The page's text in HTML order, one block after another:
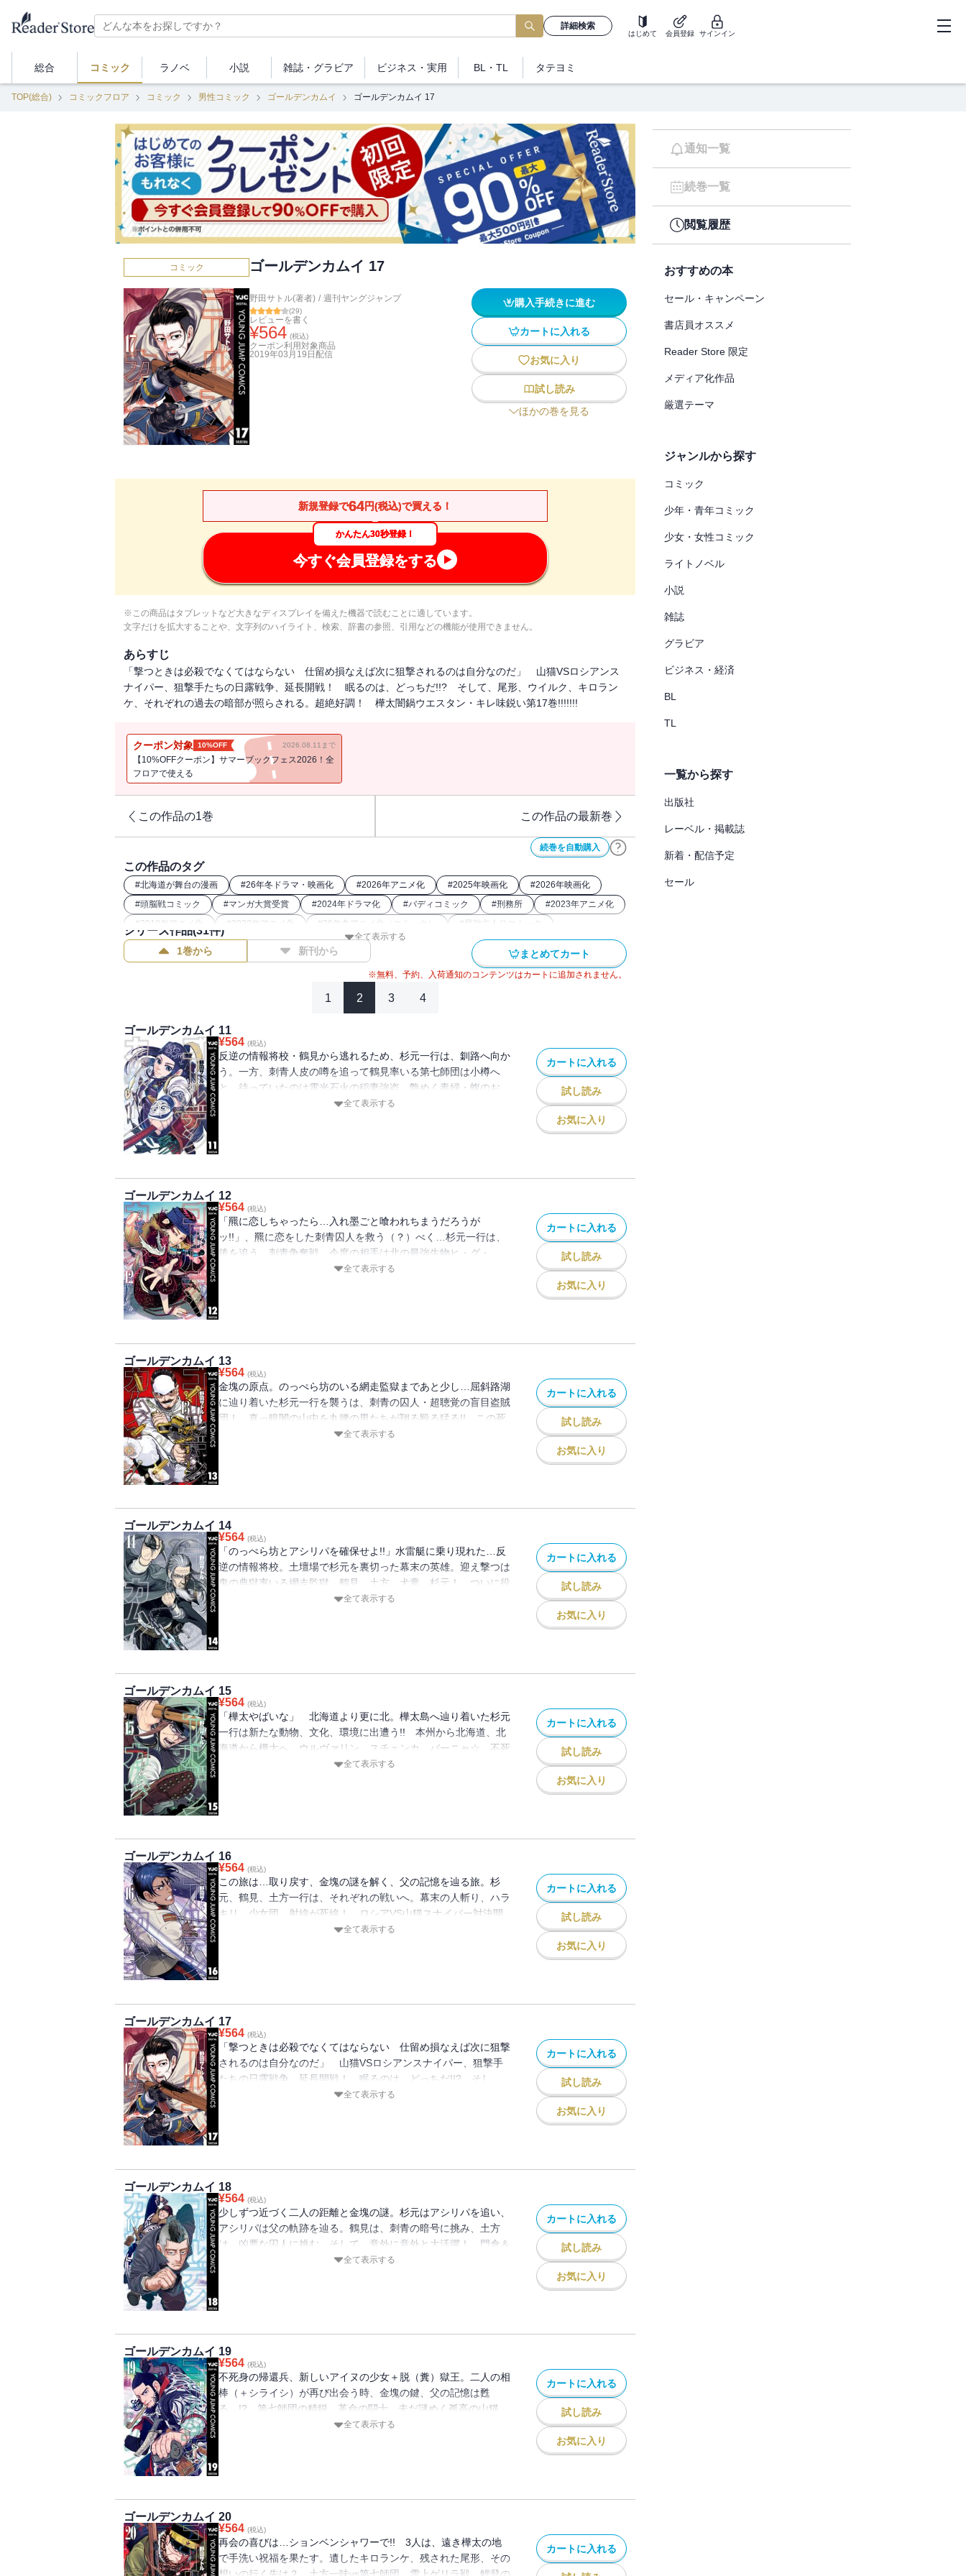
詳細検索
はじめて 会員登録 サインイン
総合 コミック ラノベ 小説 雑誌・ グラビア ビジネス ・実用 BL・TL タテヨミ
TOP(総合) コミックフロア コミック 男性コミック ゴールデンカムイ ゴールデンカムイ 17
コミック ゴールデンカムイ 17
野田サトル(著者) / 週刊ヤングジャンプ
(29)
レビューを書く
¥564 (税込)
クーポン利用対象商品
2019年03月19日 配信
購入手続きに進む
カートに入れる
お気に入り
試し読み
ほかの巻を見る
新規登録で64円(税込)で買える！
かんたん30秒登録！
今すぐ会員登録をする
※この商品はタブレットなど大きなディスプレイを備えた機器で読むことに適しています。
文字だけを拡大することや、文字列のハイライト、検索、辞書の参照、引用などの機能が使用できません。
あらすじ
「撃つときは必殺でなくてはならない 仕留め損なえば次に狙撃されるのは自分なのだ」 山猫VSロシアンス
ナイパー、狙撃手たちの日露戦争、延長開戦！ 眠るのは、どっちだ!!? そして、尾形、ウイルク、キロラン
ケ、それぞれの過去の暗部が照らされる。超絶好調！ 樺太闇鍋ウエスタン・キレ味鋭い第17巻!!!!!!!
クーポン対象 10%OFF 2026.08.11まで
【10%OFFクーポン】サマーブックフェス2026！全
フロアで使える
この作品の1巻 この作品の最新巻
続巻を自動購入
この作品のタグ
#北海道が舞台の漫画 #26年冬ドラマ・映画化 #2026年アニメ化 #2025年映画化 #2026年映画化
#頭脳戦コミック #マンガ大賞受賞 #2024年ドラマ化 #バディコミック #刑務所 #2023年アニメ化
#2018年アニメ化 #2022年アニメ化 #26年冬アニメ化（コミック） # 最強主人公コミック
#2020年アニメ化 #2024年映画化
全て表示する
シリーズ作品(31件)
1巻から 新刊から まとめてカート
※無料、予約、入荷通知のコンテンツはカートに追加されません。
1 2 3 4
ゴールデンカムイ 11
¥564 (税込)
反逆の情報将校・鶴見から逃れるため、杉元一行は、釧路へ向か
う。一方、刺青人皮の噂を追って鶴見率いる第七師団は小樽へ
と。待っていたのは電光石火の稲妻強盗、艶めく毒婦・蝮のお
銀。北の最強軍団vs最凶夫婦、稲妻強盗編収録！ 毒も蝮も稲妻
全て表示する
カートに入れる
試し読み
お気に入り
ゴールデンカムイ 12
¥564 (税込)
「羆に恋しちゃったら…入れ墨ごと喰われちまうだろうが
ッ!!」、羆に恋をした刺青囚人を救う（？）べく…杉元一行は、
後を追う。刺青争奪戦。今度の相手は北の最強生物ヒ・グ・
マ!!? 軍人囚人奇人変人殺人図鑑！ なんでもござれの偉人
全て表示する
カートに入れる
試し読み
お気に入り
ゴールデンカムイ 13
¥564 (税込)
金塊の原点。のっぺら坊のいる網走監獄まであと少し…屈斜路湖
に辿り着いた杉元一行を襲うは、刺青の囚人・超聴覚の盲目盗賊
団！ 真っ暗闇の山中を丸腰の男たちが翔る殴る猛る!! この死
闘の行き着く先は？ そして、鶴見率いる第七師団進撃、土方歳
全て表示する
カートに入れる
試し読み
お気に入り
ゴールデンカムイ 14
¥564 (税込)
「のっぺら坊とアシリパを確保せよ!!」水雷艇に乗り現れた…反
逆の情報将校。土壇場で杉元を裏切った幕末の英雄。迎え撃つは
鬼の典獄率いる網走監獄。鶴見、土方、犬童、杉元！ ついに役
者が揃い踏み!! 今宵、戦争が始まるッ!!! 瞬き禁止！ 刮目必
全て表示する
カートに入れる
試し読み
お気に入り
ゴールデンカムイ 15
¥564 (税込)
「樺太やばいな」 北海道より更に北。樺太島へ辿り着いた杉元
一行は新たな動物、文化、環境に出遭う!! 本州から北海道、北
海道から樺太へ。ウルヴァリン、スチェンカ、バーニャ☆ 不死
身の杉元の生存戦略が始まるッ!? 別れなければ再会えない。二
全て表示する
カートに入れる
試し読み
お気に入り
ゴールデンカムイ 16
¥564 (税込)
この旅は…取り戻す、金塊の謎を解く、父の記憶を辿る旅。杉
元、鶴見、土方一行は、それぞれの戦いへ。幕末の人斬り、ハラ
キリ、少女団。射線が死線！ ロシアVS山猫スナイパー対決開
始!! いつも以上に何でもござれ！ 樺太闇鍋ウエスタン・第16
全て表示する
カートに入れる
試し読み
お気に入り
ゴールデンカムイ 17
¥564 (税込)
「撃つときは必殺でなくてはならない 仕留め損なえば次に狙撃
されるのは自分なのだ」 山猫VSロシアンスナイパー、狙撃手
たちの日露戦争、延長開戦！ 眠るのは、どっちだ!!? そし
て、尾形、ウイルク、キロランケ、それぞれの過去の暗部が照ら
全て表示する
カートに入れる
試し読み
お気に入り
ゴールデンカムイ 18
¥564 (税込)
少しずつ近づく二人の距離と金塊の謎。杉元はアシリパを追い、
アシリパは父の軌跡を辿る。鶴見は、刺青の暗号に挑み、土方
は、凶悪な囚人に挑む。そして、意外に意外と大活躍！ 門倉＆
キラウシ、おっさんずモブコンビが阿寒湖を疾走する…ノンスト
全て表示する
カートに入れる
試し読み
お気に入り
ゴールデンカムイ 19
¥564 (税込)
不死身の帰還兵、新しいアイヌの少女＋脱（糞）獄王。二人の相
棒（＋シライシ）が再び出会う時、金塊の鍵、父の記憶は甦
る…!? 第七師団の精鋭、革命の闘士、未だ謎めく孤高の山猫…
それぞれの強者が樺太の地で交差する監獄があればスグ爆破！
全て表示する
カートに入れる
試し読み
お気に入り
ゴールデンカムイ 20
¥564 (税込)
再会の喜びは…ションベンシャワーで!! 3人は、遠き樺太の地
で手洗い祝福を果たす。遺したキロランケ、残された尾形、その
カートに入れる
通知一覧
続巻一覧
閲覧履歴
おすすめの本
セール・キャンペーン
書店員オススメ
Reader Store 限定
メディア化作品
厳選テーマ
ジャンルから探す
コミック
少年・青年コミック
少女・女性コミック
ライトノベル
小説
雑誌
グラビア
ビジネス・経済
BL
TL
一覧から探す
出版社
レーベル・掲載誌
新着・配信予定
セール